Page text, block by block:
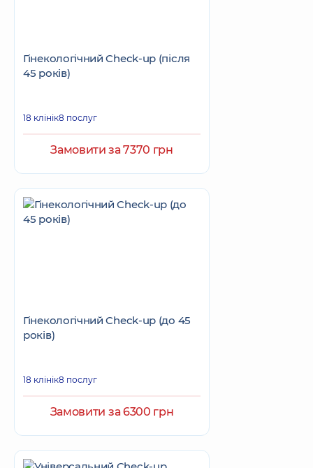
Гінекологічний Check-up (після
45 років)
18 клінік8 послуг
Замовити за 7370 грн
Гінекологічний Check-up (до 45
років)
18 клінік8 послуг
Замовити за 6300 грн